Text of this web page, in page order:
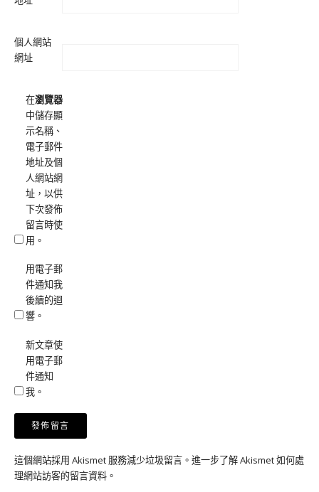
個人網站
網址
在瀏覽器
中儲存顯
示名稱、
電子郵件
地址及個
人網站網
址，以供
下次發佈
留言時使
用。
用電子郵
件通知我
後續的迴
響。
新文章使
用電子郵
件通知
我。
這個網站採用 Akismet 服務減少垃圾留言。 進一步了解 Akismet 如何處
理網站訪客的留言資料 。